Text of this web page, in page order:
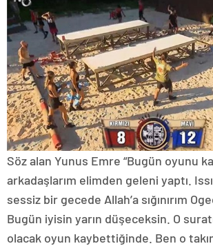
Söz alan Yunus Emre “Bugün oyunu
arkadaşlarım elimden geleni yaptı.
sessiz bir gecede Allah’a sığınırım
Bugün iyisin yarın düşeceksin. O
olacak oyun kaybettiğinde. Ben o